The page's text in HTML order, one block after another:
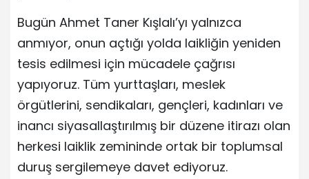
Bugün Ahmet Taner Kışlalı’yı yalnızca
anmıyor, onun açtığı yolda laikliğin yeniden
tesis edilmesi için mücadele çağrısı
yapıyoruz. Tüm yurttaşları, meslek
örgütlerini, sendikaları, gençleri, kadınları ve
inancı siyasallaştırılmış bir düzene itirazı olan
herkesi laiklik zemininde ortak bir toplumsal
duruş sergilemeye davet ediyoruz.